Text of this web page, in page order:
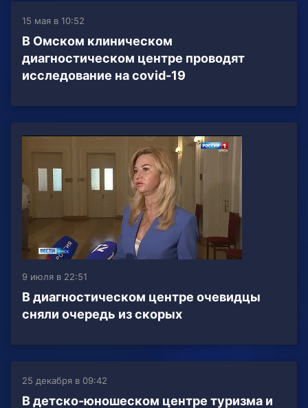
15 мая в 10:52
В Омском клиническом
диагностическом центре проводят
исследование на covid-19
9 июля в 22:51
В диагностическом центре очевидцы
сняли очередь из скорых
25 декабря в 09:42
В детско-юношеском центре туризма и